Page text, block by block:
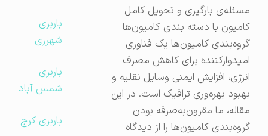
مسئله‌ی بارگیری و تحویل کامل
کامیون با دسته بندی کامیون‌ها
گروه‌بندی کامیون‌ها یک فناوری
امیدوارکننده برای کاهش مصرف
انرژی، افزایش ایمنی وسایل نقلیه و
بهبود بهره‌وری ترافیک است. در این
مقاله، ما مقرون‌به‌صرفه بودن
گروه‌بندی کامیون‌ها را از دیدگاه
باربری
شهرری
باربری
شمس آباد
باربری کرج